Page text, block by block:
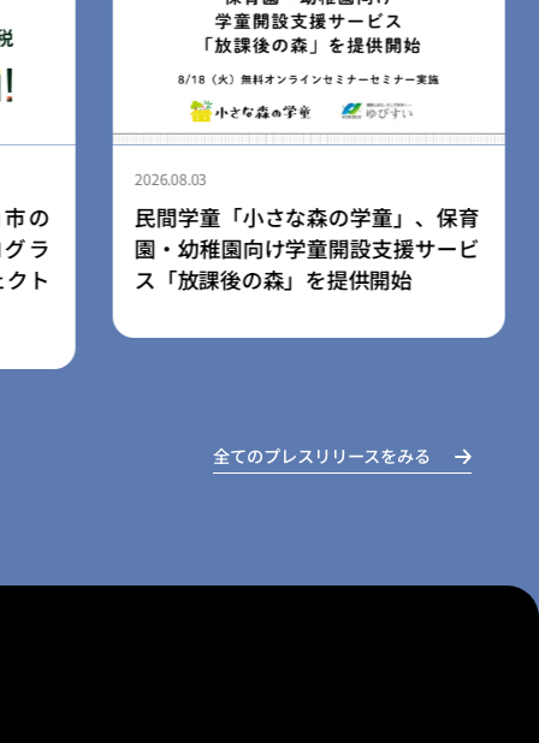
保育
ビ
2026.08.03
ライフスタイルブランド「LIB」、
広島空港店を8月3日にリニューアル
オープン
全てのプレスリリースをみる